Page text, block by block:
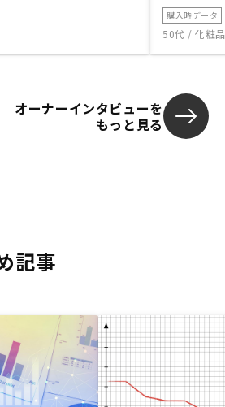
購入時データ
50代 / 化粧
オーナーインタビューを
もっと見る
記事